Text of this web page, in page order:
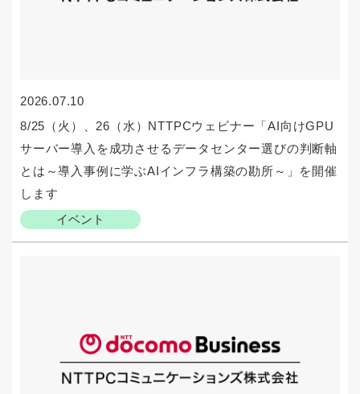
2026.07.10
イベント
8/25（火）、26（水）NTTPCウェビナー「AI向けGPU
サーバー導入を成功させるデータセンター選びの判断軸
とは～導入事例に学ぶAIインフラ構築の勘所～」を開催
します